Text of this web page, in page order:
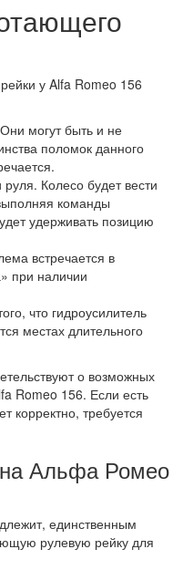
у Alfa Romeo 156
могут быть и не
поломок данного
Колесо будет вести
команды
удерживать позицию
встречается в
при наличии
что гидроусилитель
местах длительного
о возможных
Romeo 156. Если есть
корректно, требуется
Альфа Ромео
единственным
рулевую рейку для